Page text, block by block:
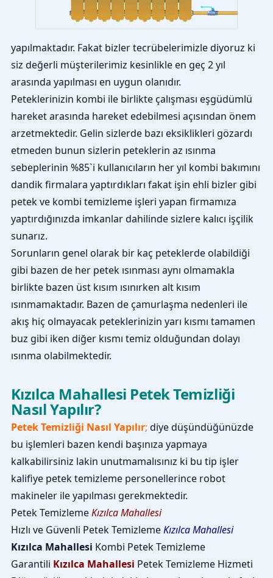
yapılmaktadır. Fakat bizler tecrübelerimizle diyoruz ki
siz değerli müşterilerimiz kesinlikle en geç 2 yıl
arasında yapılması en uygun olanıdır.
Peteklerinizin kombi ile birlikte çalışması eşgüdümlü
hareket arasında hareket edebilmesi açısından önem
arzetmektedir. Gelin sizlerde bazı eksiklikleri gözardı
etmeden bunun sizlerin peteklerin az ısınma
sebeplerinin %85`i kullanıcıların her yıl kombi bakımını
dandik firmalara yaptırdıkları fakat işin ehli bizler gibi
petek ve kombi temizleme işleri yapan firmamıza
yaptırdığınızda imkanlar dahilinde sizlere kalıcı işçilik
sunarız.
Sorunların genel olarak bir kaç peteklerde olabildiği
gibi bazen de her petek ısınması aynı olmamakla
birlikte bazen üst kısım ısınırken alt kısım
ısınmamaktadır. Bazen de çamurlaşma nedenleri ile
akış hiç olmayacak peteklerinizin yarı kısmı tamamen
buz gibi iken diğer kısmı temiz olduğundan dolayı
ısınma olabilmektedir.
Kızılca Mahallesi Petek Temizliği
Nasıl Yapılır?
Petek Temizliği Nasıl Yapılır; diye düşündüğünüzde
bu işlemleri bazen kendi başınıza yapmaya
kalkabilirsiniz lakin unutmamalısınız ki bu tip işler
kalifiye petek temizleme personellerince robot
makineler ile yapılması gerekmektedir.
Petek TemizlemeKızılca Mahallesi
Hızlı ve Güvenli Petek TemizlemeKızılca Mahallesi
Kızılca Mahallesi Kombi Petek Temizleme
Garantili Kızılca Mahallesi Petek Temizleme Hizmeti